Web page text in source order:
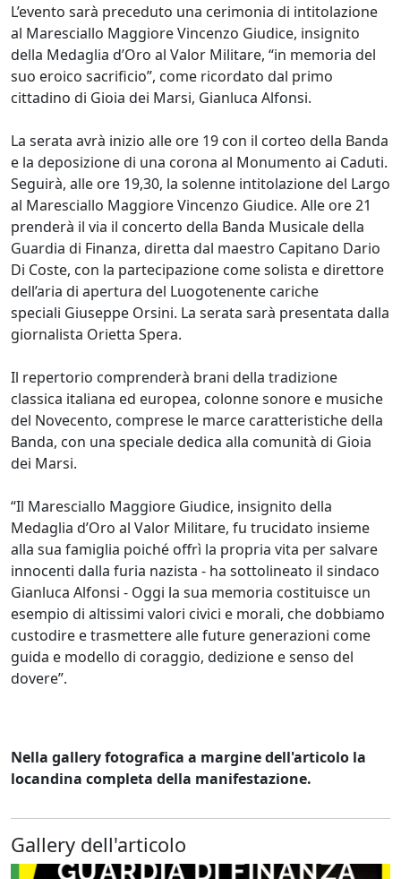
L’evento sarà preceduto una cerimonia di intitolazione
al Maresciallo Maggiore Vincenzo Giudice, insignito
della Medaglia d’Oro al Valor Militare, “in memoria del
suo eroico sacrificio”, come ricordato dal primo
cittadino di Gioia dei Marsi, Gianluca Alfonsi.
La serata avrà inizio alle ore 19 con il corteo della Banda
e la deposizione di una corona al Monumento ai Caduti.
Seguirà, alle ore 19,30, la solenne intitolazione del Largo
al Maresciallo Maggiore Vincenzo Giudice. Alle ore 21
prenderà il via il concerto della Banda Musicale della
Guardia di Finanza, diretta dal maestro Capitano Dario
Di Coste, con la partecipazione come solista e direttore
dell’aria di apertura del Luogotenente cariche
speciali Giuseppe Orsini. La serata sarà presentata dalla
giornalista Orietta Spera.
Il repertorio comprenderà brani della tradizione
classica italiana ed europea, colonne sonore e musiche
del Novecento, comprese le marce caratteristiche della
Banda, con una speciale dedica alla comunità di Gioia
dei Marsi.
“Il Maresciallo Maggiore Giudice, insignito della
Medaglia d’Oro al Valor Militare, fu trucidato insieme
alla sua famiglia poiché offrì la propria vita per salvare
innocenti dalla furia nazista - ha sottolineato il sindaco
Gianluca Alfonsi - Oggi la sua memoria costituisce un
esempio di altissimi valori civici e morali, che dobbiamo
custodire e trasmettere alle future generazioni come
guida e modello di coraggio, dedizione e senso del
dovere”.
Nella gallery fotografica a margine dell'articolo la
locandina completa della manifestazione.
Gallery dell'articolo